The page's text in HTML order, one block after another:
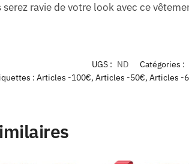
ravie de votre look avec ce
UGS : ND Catégories :
: Articles -100€, Articles -50€, Articles -